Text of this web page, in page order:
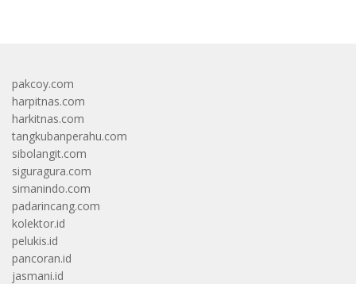
pakcoy.com
harpitnas.com
harkitnas.com
tangkubanperahu.com
sibolangit.com
siguragura.com
simanindo.com
padarincang.com
kolektor.id
pelukis.id
pancoran.id
jasmani.id